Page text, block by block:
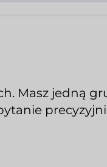
Masz jedną